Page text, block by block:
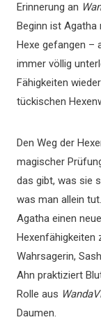
Erinnerung an
Beginn ist Agatha
Hexe gefangen –
immer völlig
Fähigkeiten
tückischen
Den Weg der
magischer
das gibt, was sie
was man allein
Agatha einen
Hexenfähigkeiten
Wahrsagerin,
Ahn praktiziert
Rolle aus
Daumen.